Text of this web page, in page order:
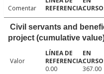
Comentar
Civil servants and
project (cumulative
Valor
0.00
367.00